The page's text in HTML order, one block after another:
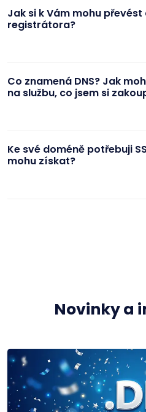
Jak si k Vám mohu
registrátora?
Co znamená DNS? Jak
na službu, co jsem si
Ke své doméně potřebuji
mohu získat?
Novinky a